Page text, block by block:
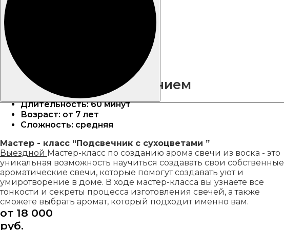
Арома свечи с пожеланием
Длительность: 60 минут
Возраст: от 7 лет
Сложность: средняя
Мастер - класс “Подсвечник с сухоцветами ”
Выездной Мастер-класс по созданию арома свечи из воска - это
уникальная возможность научиться создавать свои собственные
ароматические свечи, которые помогут создавать уют и
умиротворение в доме. В ходе мастер-класса вы узнаете все
тонкости и секреты процесса изготовления свечей, а также
сможете выбрать аромат, который подходит именно вам.
от 18 000
руб.